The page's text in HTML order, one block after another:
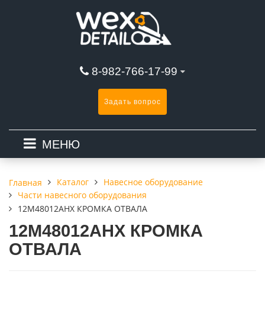
8-982-766-17-99
Задать вопрос
МЕНЮ
Главная Каталог
Навесное оборудование
Части навесного оборудования
12M48012AHX КРОМКА ОТВАЛА
12M48012AHX КРОМКА
ОТВАЛА